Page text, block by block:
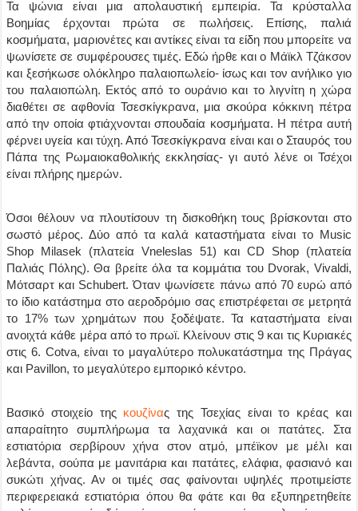
Τα ψώνια είναι μια απολαυστική εμπειρία. Τα κρύσταλλα
Βοημίας έρχονται πρώτα σε πωλήσεις. Επίσης, παλιά
κοσμήματα, μαριονέτες και αντίκες είναι τα είδη που μπορείτε να
ψωνίσετε σε συμφέρουσες τιμές. Εδώ ήρθε και ο Μάϊκλ Τζάκσον
και ξεσήκωσε ολόκληρο παλαιοπωλείο- ίσως και τον ανήλικο γιο
του παλαιοπώλη. Εκτός από το ουράνιο και το λιγνίτη η χώρα
διαθέτει σε αφθονία Τσεσκίγκρανα, μια σκούρα κόκκινη πέτρα
από την οποία φτιάχνονται σπουδαία κοσμήματα. Η πέτρα αυτή
φέρνει υγεία και τύχη. Από Τσεσκίγκρανα είναι και ο Σταυρός του
Πάπα της Ρωμαιοκαθολικής εκκλησίας- γι αυτό λένε οι Τσέχοι
είναι πλήρης ημερών.
Όσοι θέλουν να πλουτίσουν τη δισκοθήκη τους βρίσκονται στο
σωστό μέρος. Δύο από τα καλά καταστήματα είναι το Music
Shop Milasek (πλατεία Vneleslas 51) και CD Shop (πλατεία
Παλιάς Πόλης). Θα βρείτε όλα τα κομμάτια του Dvorak, Vivaldi,
Μότσαρτ και Schubert. Όταν ψωνίσετε πάνω από 70 ευρώ από
το ίδιο κατάστημα στο αεροδρόμιο σας επιστρέφεται σε μετρητά
το 17% των χρημάτων που ξοδέψατε. Τα καταστήματα είναι
ανοιχτά κάθε μέρα από το πρωϊ. Κλείνουν στις 9 και τις Κυριακές
στις 6. Cotva, είναι το μαγαλύτερο πολυκατάστημα της Πράγας
και Pavillon, το μεγαλύτερο εμπορικό κέντρο.
Βασικό στοιχείο της κουζίνας της Τσεχίας είναι το κρέας και
απαραίτητο συμπλήρωμα τα λαχανικά και οι πατάτες. Στα
εστιατόρια σερβίρουν χήνα στον ατμό, μπέϊκον με μέλι και
λεβάντα, σούπα με μανιτάρια και πατάτες, ελάφια, φασιανό και
συκώτι χήνας. Αν οι τιμές σας φαίνονται υψηλές προτιμείστε
περιφερειακά εστιατόρια όπου θα φάτε και θα εξυπηρετηθείτε